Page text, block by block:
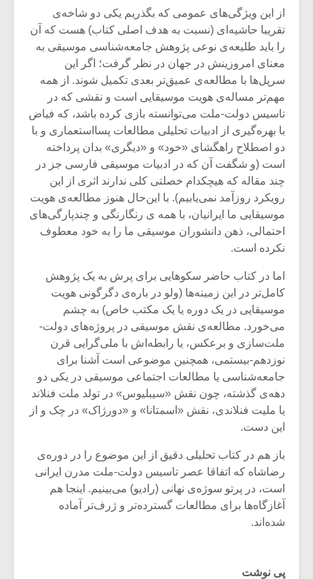
از این ویژگی‌های عمومی که بگذریم یکی دو شاخه‌ی
تقریبا حاشیه‌ای (نسبت به هدف اصلی کتاب) هست که آن
را باید طلیعه‌ی نوعی پژوهش جامعه‌شناسی موسیقی به
معنای امروزینش در جهان در نظر گرفت؛ اگر این
سرپل‌ها با مطالعه‌ی عمیق‌تر بعدی تکمیل شوند. از همه
مهم‌تر مساله‌ی هویت موسیقایی است و نقشی که در
تاسیس دولت-ملت می‌توانسته بازی کرده باشد، که فیاض
با بهره‌گیری از ادبیات تحلیلی مطالعات پسااستعماری و با
دو اصطلاح راهگشای «خود» و «دیگری» بدان پرداخته
است (و شگفت آن که در ادبیات موسیقی فارسی جز در
چند مقاله که هیچکدام خصلتی کلی ندارند اثری از این
رویکرد روزآمد نمی‌یابیم). با این‌حال هنوز مطالعه‌ی هویت
موسیقایی ما ایرانیان، با همه ی رنگارنگی و چندپارگی‌های
احتمالی، ذهن دانشوران موسیقی ما را به خود معطوف
نکرده است.
اما در کتاب حاضر سکوهایی برای پرش به یک پژوهش
کامل‌تر در این زمینه‌ها (ولو در باره‌ی دگرگونی هویت
موسیقایی در یک دوره یا یک مکتب خاص) به چشم
می‌خورد. مطالعه‌ی نقش موسیقی در پروژه‌های دولت-
ملت‌سازی و برعکس، یا رابطه‌اش با ملی‌گرایی قرن
نوزدهم-بیستمی، همچنین موضوعی است آشنا برای
جامعه‌شناسی یا مطالعات اجتماعی موسیقی در یکی دو
دهه‌ی گذشته، چون نقش «سیبلیوس» در تولد ملت فنلاند
یا ملیت فنلاندی، نقش «اسمتانا» و «دورژاک» در چک و از
این دست.
باز هم در کتاب تحلیلی دقیق از این موضوع را در دوره‌ی
رضاشاه که اتفاقا عصر تاسیس دولت-ملت مدرن ایرانی
است، در پرتو سوژه‌ی نهانی (رادیو) می‌بینیم. اینجا هم
آغازگاه‌ها برای مطالعات گسترده‌تر و ژرف‌تر آماده
شده‌اند.
پی نوشت
میکلوش روژا
یادداشتی بر موسیقی
متن فیلم «متری
شیش و نیم»
اگر نمی توانی
مشهورترین باشی،
موریس ژار
موسیقی
برگزار
موسیقی